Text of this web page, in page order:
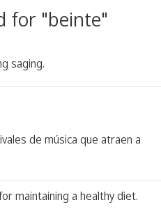
for "beinte"
saging.
de música que atraen a
maintaining a healthy diet.